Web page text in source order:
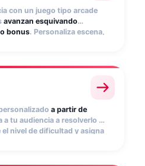
con un juego tipo arcade
avanzan esquivando
bonus. Personaliza escena,
a partir de
a tu audiencia a resolverlo a
nivel de dificultad y asigna